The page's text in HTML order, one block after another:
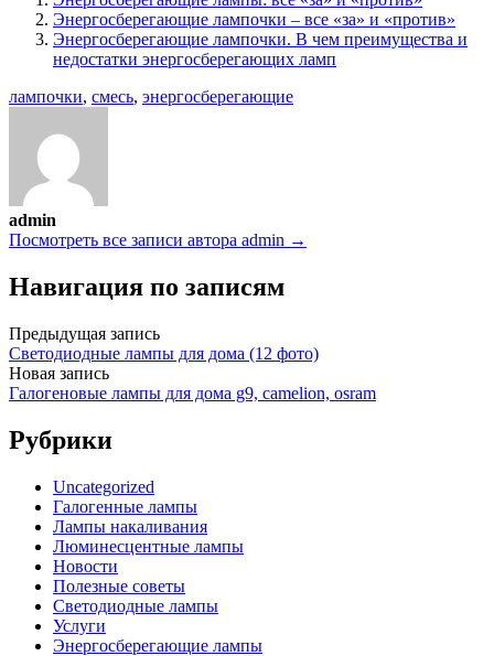
Энергосберегающие лампочки – все «за» и «против»
Энергосберегающие лампочки. В чем преимущества и
недостатки энергосберегающих ламп
лампочки, смесь, энергосберегающие
admin
Посмотреть все записи автора admin →
Навигация по записям
Предыдущая запись
Светодиодные лампы для дома (12 фото)
Новая запись
Галогеновые лампы для дома g9, camelion, osram
Рубрики
Uncategorized
Галогенные лампы
Лампы накаливания
Люминесцентные лампы
Новости
Полезные советы
Светодиодные лампы
Услуги
Энергосберегающие лампы